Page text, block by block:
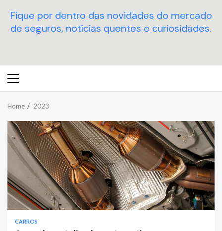
Fique por dentro das novidades do mercado
de seguros, notícias quentes e curiosidades.
Primary
Home 2023
CARROS